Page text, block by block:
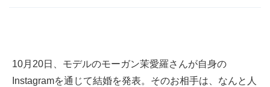
10月20日、モデルのモーガン茉愛羅さんが自身の
Instagramを通じて結婚を発表。そのお相手は、なんと人